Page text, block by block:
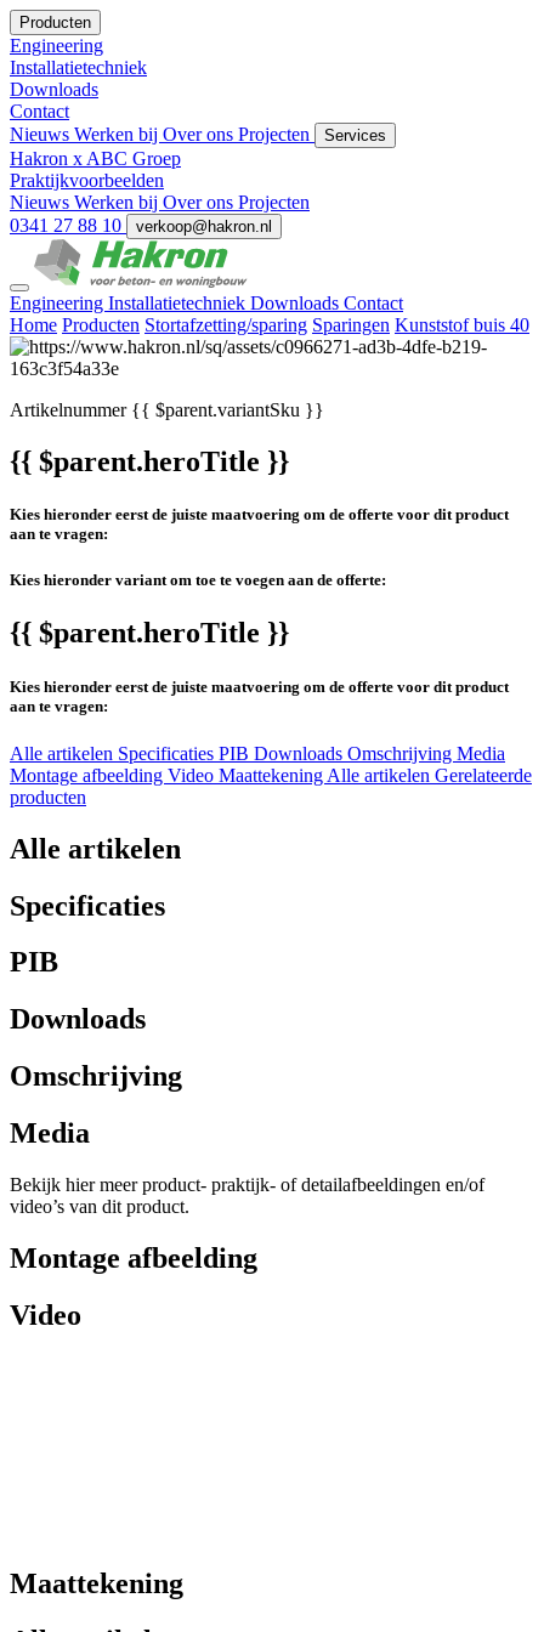
Producten
Engineering
Installatietechniek
Downloads
Contact
Nieuws Werken bij Over ons Projecten Services
Hakron x ABC Groep
Praktijkvoorbeelden
Nieuws Werken bij Over ons Projecten
0341 27 88 10
verkoop@hakron.nl
Engineering Installatietechniek Downloads Contact
Home Producten Stortafzetting/sparing Sparingen Kunststof buis 40
Artikelnummer{{ $parent.variantSku }}
{{ $parent.heroTitle }}
Kies hieronder eerst de juiste maatvoering om de offerte voor dit product
aan te vragen:
Kies hieronder variant om toe te voegen aan de offerte:
{{ $parent.heroTitle }}
Kies hieronder eerst de juiste maatvoering om de offerte voor dit product
aan te vragen:
Alle artikelen Specificaties PIB Downloads Omschrijving Media
Montage afbeelding Video Maattekening Alle artikelen Gerelateerde
producten
Alle artikelen
Specificaties
PIB
Downloads
Omschrijving
Media
Bekijk hier meer product- praktijk- of detailafbeeldingen en/of
video’s van dit product.
Montage afbeelding
Video
Maattekening